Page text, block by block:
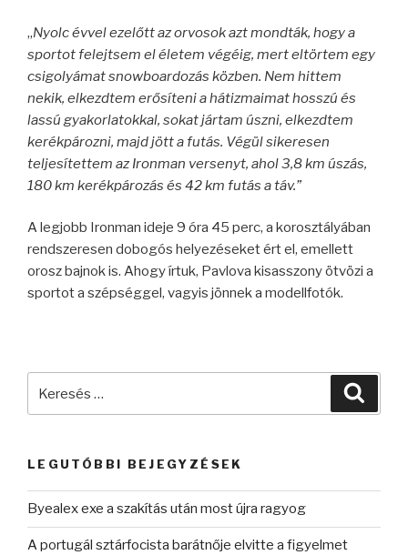
„Nyolc évvel ezelőtt az orvosok azt mondták, hogy a
sportot felejtsem el életem végéig, mert eltörtem egy
csigolyámat snowboardozás közben. Nem hittem
nekik, elkezdtem erősíteni a hátizmaimat hosszú és
lassú gyakorlatokkal, sokat jártam úszni, elkezdtem
kerékpározni, majd jött a futás. Végül sikeresen
teljesítettem az Ironman versenyt, ahol 3,8 km úszás,
180 km kerékpározás és 42 km futás a táv.”
A legjobb Ironman ideje 9 óra 45 perc, a korosztályában
rendszeresen dobogós helyezéseket ért el, emellett
orosz bajnok is. Ahogy írtuk, Pavlova kisasszony ötvözi a
sportot a szépséggel, vagyis jönnek a modellfotók.
LEGUTÓBBI BEJEGYZÉSEK
Byealex exe a szakítás után most újra ragyog
A portugál sztárfocista barátnője elvitte a figyelmet